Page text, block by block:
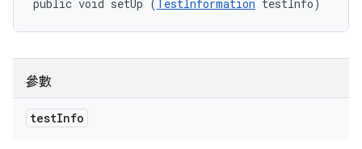
public void setUp ( TestInformation testInfo)
參數
testInfo